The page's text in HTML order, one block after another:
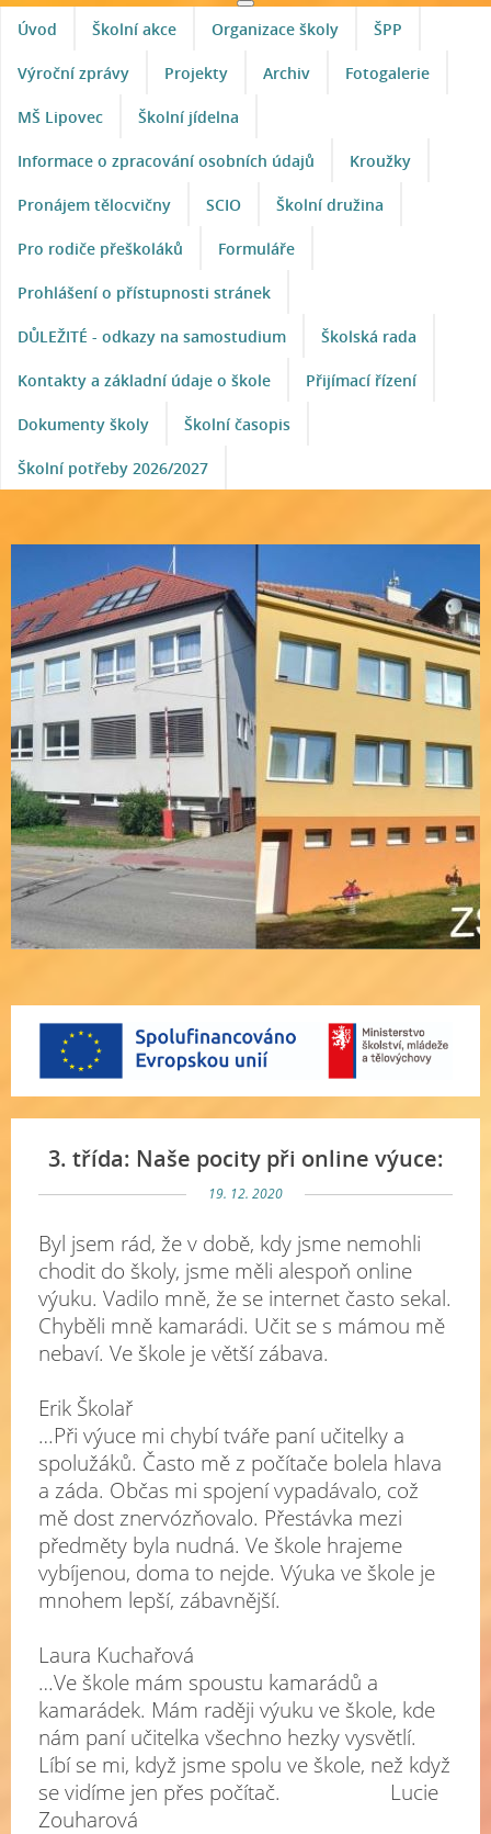
Úvod Školní akce Organizace školy ŠPP
Výroční zprávy Projekty Archiv Fotogalerie
MŠ Lipovec Školní jídelna
Informace o zpracování osobních údajů Kroužky
Pronájem tělocvičny SCIO Školní družina
Pro rodiče přeškoláků Formuláře
Prohlášení o přístupnosti stránek
DŮLEŽITÉ - odkazy na samostudium Školská rada
Kontakty a základní údaje o škole Přijímací řízení
Dokumenty školy Školní časopis
Školní potřeby 2026/2027
3. třída: Naše pocity při online výuce:
19. 12. 2020
Byl jsem rád, že v době, kdy jsme nemohli
chodit do školy, jsme měli alespoň online
výuku. Vadilo mně, že se internet často sekal.
Chyběli mně kamarádi. Učit se s mámou mě
nebaví. Ve škole je větší zábava.
Erik Školař
…Při výuce mi chybí tváře paní učitelky a
spolužáků. Často mě z počítače bolela hlava
a záda. Občas mi spojení vypadávalo, což
mě dost znervózňovalo. Přestávka mezi
předměty byla nudná. Ve škole hrajeme
vybíjenou, doma to nejde. Výuka ve škole je
mnohem lepší, zábavnější.
Laura Kuchařová
…Ve škole mám spoustu kamarádů a
kamarádek. Mám raději výuku ve škole, kde
nám paní učitelka všechno hezky vysvětlí.
Líbí se mi, když jsme spolu ve škole, než když
se vidíme jen přes počítač. Lucie
Zouharová